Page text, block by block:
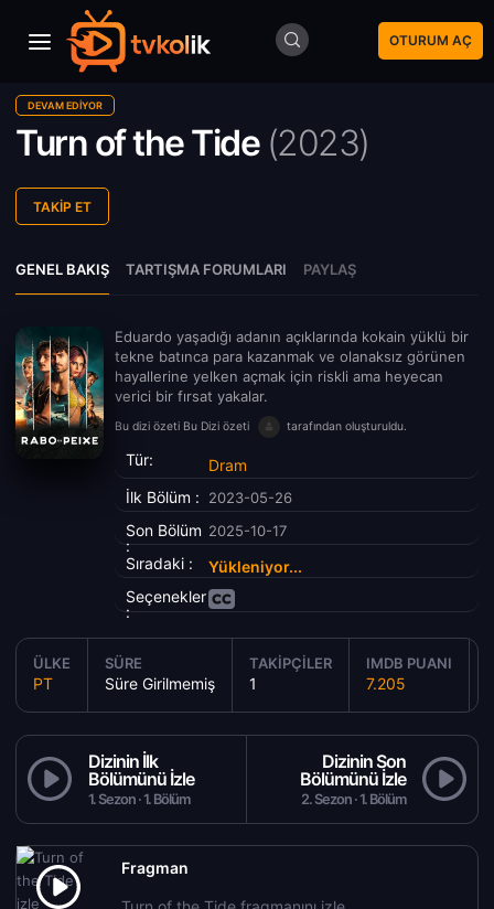
OTURUM AÇ
DEVAM EDIYOR
Turn of the Tide (2023)
TAKIP ET
GENEL BAKIŞ TARTIŞMA FORUMLARI PAYLAŞ
Eduardo yaşadığı adanın açıklarında kokain yüklü bir
tekne batınca para kazanmak ve olanaksız görünen
hayallerine yelken açmak için riskli ama heyecan
verici bir fırsat yakalar.
Bu dizi özeti Bu Dizi özeti tarafından oluşturuldu.
Tür:
Dram
İlk Bölüm :
2023-05-26
Son Bölüm
:
2025-10-17
Sıradaki :
Yükleniyor...
Seçenekler
:
ÜLKE
PT
SÜRE
Süre Girilmemiş
TAKIPÇILER
1
IMDB PUANI
7.205
Dizinin İlk
Bölümünü İzle
1. Sezon · 1. Bölüm
Dizinin Son
Bölümünü İzle
2. Sezon · 1. Bölüm
Fragman